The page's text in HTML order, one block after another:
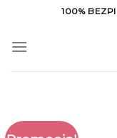
content
100%